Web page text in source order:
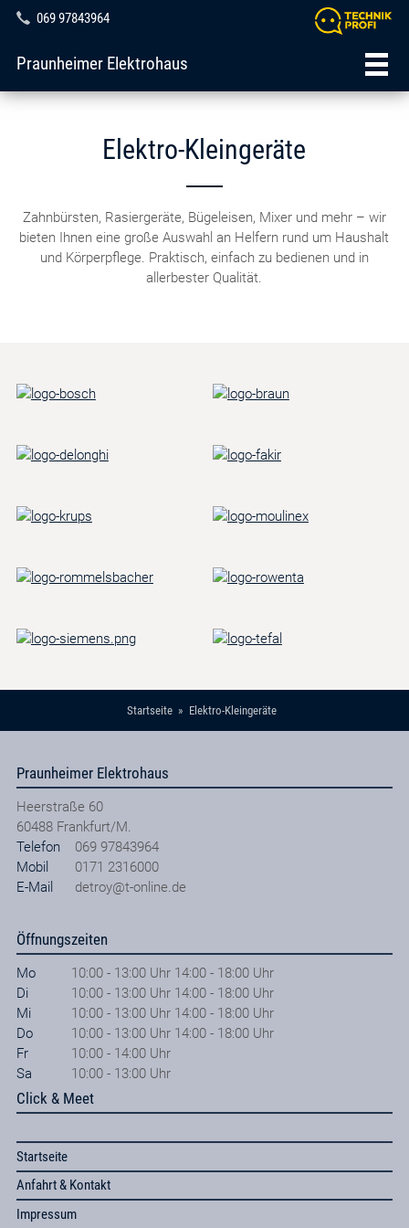
069 97843964
Praunheimer Elektrohaus
Elektro-Kleingeräte
Zahnbürsten, Rasiergeräte, Bügeleisen, Mixer und mehr – wir
bieten Ihnen eine große Auswahl an Helfern rund um Haushalt
und Körperpflege. Praktisch, einfach zu bedienen und in
allerbester Qualität.
Startseite Elektro-Kleingeräte
Praunheimer Elektrohaus
Heerstraße 60
60488 Frankfurt/M.
Telefon
069 97843964
Mobil
0171 2316000
E-Mail
detroy@t-online.de
Öffnungszeiten
Mo
10:00 - 13:00 Uhr 14:00 - 18:00 Uhr
Di
10:00 - 13:00 Uhr 14:00 - 18:00 Uhr
Mi
10:00 - 13:00 Uhr 14:00 - 18:00 Uhr
Do
10:00 - 13:00 Uhr 14:00 - 18:00 Uhr
Fr
10:00 - 14:00 Uhr
Sa
10:00 - 13:00 Uhr
Click & Meet
Startseite
Anfahrt & Kontakt
Impressum